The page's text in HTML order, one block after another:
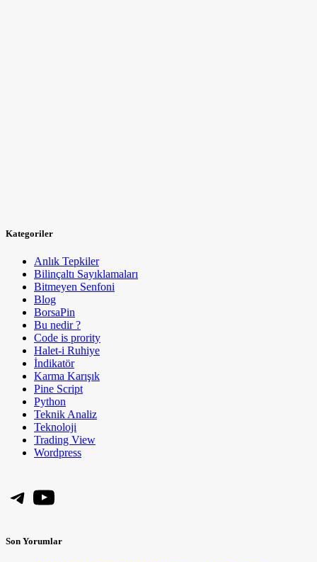
Kategoriler
Anlık Tepkiler
Bilinçaltı Sayıklamaları
Bitmeyen Senfoni
Blog
BorsaPin
Bu nedir ?
Code is prority
Halet-i Ruhiye
İndikatör
Karma Karışık
Pine Script
Python
Teknik Analiz
Teknoloji
Trading View
Wordpress
Telegram
YouTube
Son Yorumlar